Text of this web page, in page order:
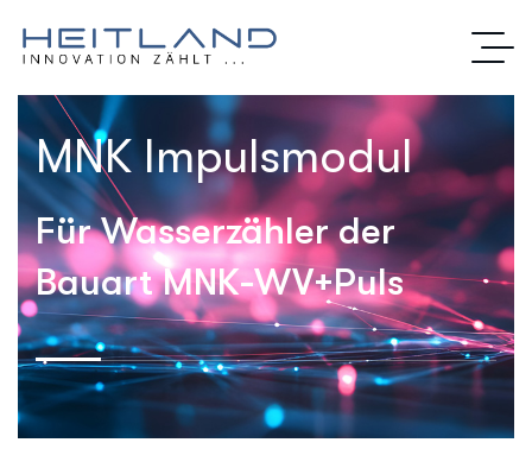
MNK Impulsmodul
Für Wasserzähler der
Bauart MNK-WV+Puls